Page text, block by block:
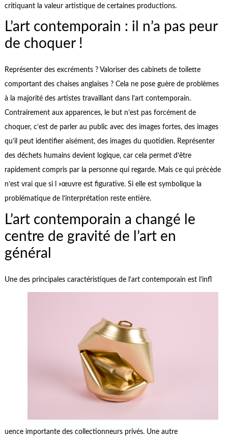
critiquant la valeur artistique de certaines productions.
L’art contemporain : il n’a pas peur
de choquer !
Représenter des excréments ? Valoriser des cabinets de toilette
comportant des chaises anglaises ? Cela ne pose guère de problèmes
à la majorité des artistes travaillant dans l’art contemporain.
Contrairement aux apparences, le but n’est pas forcément de
choquer, c’est de parler au public avec des images fortes, des images
qu’il peut identifier aisément, des images du quotidien. Représenter
des déchets humains devient logique, car cela permet d’être
rapidement compris par la personne qui regarde. Mais ce qui précède
n’est vrai que si l »œuvre est figurative. Si elle est symbolique la
problématique de l’interprétation reste entière.
L’art contemporain a changé le
centre de gravité de l’art en
général
Une des principales caractéristiques de l’art contemporain est l’infl
uence importante des collectionneurs privés. Une autre